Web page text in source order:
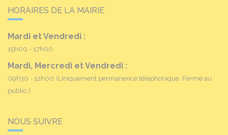
HORAIRES DE LA MAIRIE
Mardi et Vendredi :
15h00 - 17h00
Mardi, Mercredi et Vendredi :
09h30 - 12h00 (Uniquement permanence téléphonique. Fermé au
public.)
NOUS SUIVRE